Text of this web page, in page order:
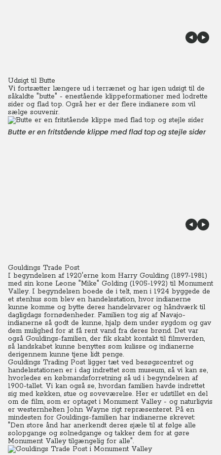
Udsigt til Butte
Vi fortsætter længere ud i terrænet og har igen udsigt til de
såkaldte "butte" - enestående klippeformationer med lodrette
sider og flad top. Også her er der flere indianere som vil
sælge souvenir.
Butte er en fritstående klippe med flad top og stejle sider
Gouldings Trade Post
I begyndelsen af 1920'erne kom Harry Goulding (1897-1981)
med sin kone Leone "Mike" Golding (1905-1992) til Monument
Valley. I begyndelsen boede de i telt, men i 1924 byggede de
et stenhus som blev en handelsstation, hvor indianerne
kunne komme og bytte deres handelsvarer og håndværk til
dagligdags fornødenheder. Familien tog sig af Navajo-
indianerne så godt de kunne, hjalp dem under sygdom og gav
dem mulighed for at få rent vand fra deres brønd. Det var
også Gouldings-familien, der fik skabt kontakt til filmverden,
så landskabet kunne benyttes som kulisse og indianerne
derigennem kunne tjene lidt penge.
Gouldings Trading Post ligger tæt ved besøgscentret og
handelsstationen er i dag indrettet som museum, så vi kan se,
hvorledes en købmandsforretning så ud i begyndelsen af
1900-tallet. Vi kan også se, hvordan familien havde indrettet
sig med køkken, stue og soveværelse. Her er udstillet en del
om de film, som er optaget i Monument Valley - og naturligvis
er westernhelten John Wayne rigt repræsenteret. På en
mindesten for Gouldings-familien har indianerne skrevet:
"Den store ånd har anerkendt deres sjæle til at følge alle
solopgange og solnedgange og takker dem for at gøre
Monument Valley tilgængelig for alle".